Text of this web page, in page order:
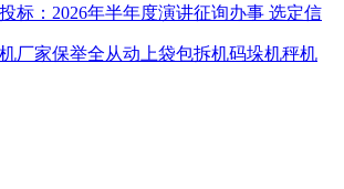
标：2026年半年度演讲征询办事 选定信
厂家保举全从动上袋包拆机码垛机秤机